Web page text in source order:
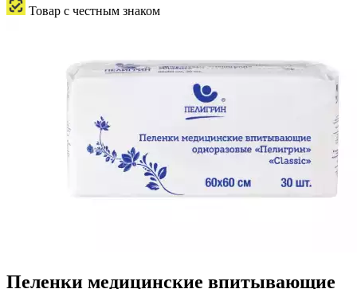
Товар с честным знаком
Пеленки медицинские впитывающие